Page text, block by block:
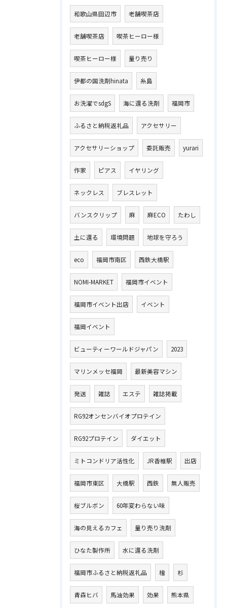
和歌山県田辺市 老舗喫茶店
老舗喫茶店 喫茶ヒーロー様
喫茶ヒーロー様 量り売り
伊都の国洗剤hinata 糸島
お洗濯でsdgS 海に還る洗剤 福岡市
ふるさと納税返礼品 アクセサリー
アクセサリーショップ 委託販売 yurari
作家 ピアス イヤリング
ネックレス ブレスレット
バンスクリップ 麻 麻ECO たわし
土に還る 環境問題 地球を守ろう
eco 福岡市南区 西鉄大橋駅
NOMI-MARKET 福岡市イベント
福岡市イベント出店 イベント
福岡イベント
ビューティーワールドジャパン 2023
マリンメッセ福岡 最新美容マシン
発送 雑誌 エステ 雑誌掲載
RG92オンセンバイオプロテイン
RG92プロテイン ダイエット
ミトコンドリア活性化 JR香椎駅 出店
福岡市東区 大橋駅 西鉄 無人販売
桜ブルボン 60年変わらない味
海の見えるカフェ 量り売り洗剤
ひなた製作所 水に還る洗剤
福岡市ふるさと納税返礼品 檜 杉
青森ヒバ 馬油効果 効果 熊本県